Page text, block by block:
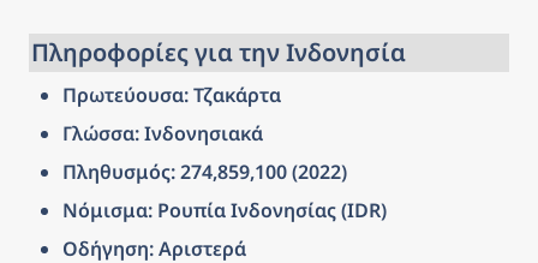
Πληροφορίες για την Ινδονησία
Πρωτεύουσα: Τζακάρτα
Γλώσσα: Ινδονησιακά
Πληθυσμός: 274,859,100 (2022)
Νόμισμα: Ρουπία Ινδονησίας (IDR)
Οδήγηση: Αριστερά